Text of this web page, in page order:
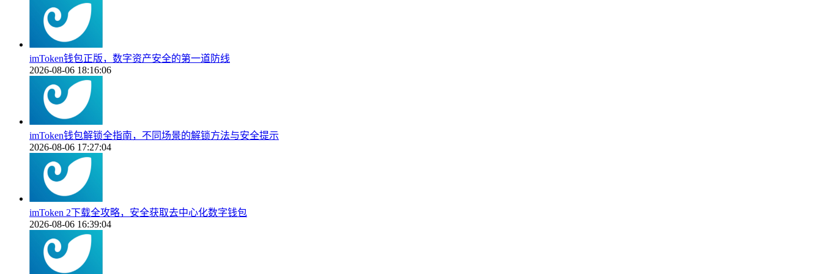
imToken钱包正版，数字资产安全的第一道防线
2026-08-06 18:16:06
imToken钱包解锁全指南，不同场景的解锁方法与安全提示
2026-08-06 17:27:04
imToken 2下载全攻略，安全获取去中心化数字钱包
2026-08-06 16:39:04